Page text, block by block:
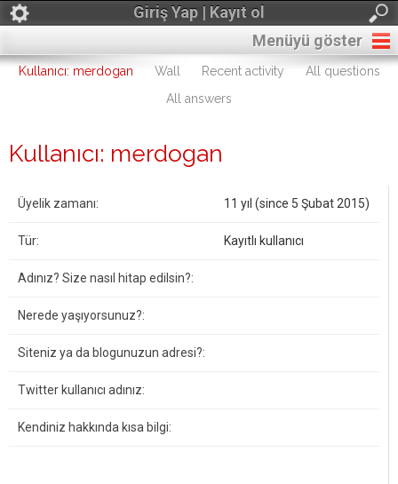
Giriş Yap | Kayıt ol
Menüyü göster
Kullanıcı: merdogan Wall Recent activity
All questions
All answers
Kullanıcı: merdogan
Üyelik zamanı: 11 yıl (since 5 Şubat 2015)
Tür: Kayıtlı kullanıcı
Adınız? Size nasıl hitap edilsin?:
Nerede yaşıyorsunuz?:
Siteniz ya da blogunuzun adresi?:
Twitter kullanıcı adınız:
Kendiniz hakkında kısa bilgi: